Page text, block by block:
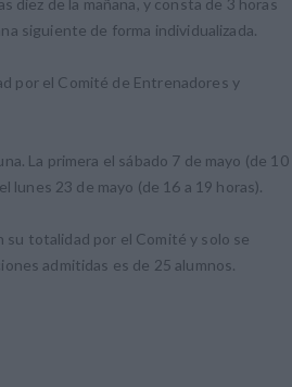
siguiente de forma individualizada.
por el Comité de Entrenadores y
La primera el sábado 7 de mayo (de 10
lunes 23 de mayo (de 16 a 19 horas).
totalidad por el Comité y solo se
admitidas es de 25 alumnos.